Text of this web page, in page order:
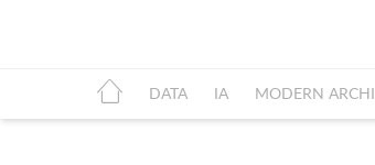
DATA IA MODERN ARCHI